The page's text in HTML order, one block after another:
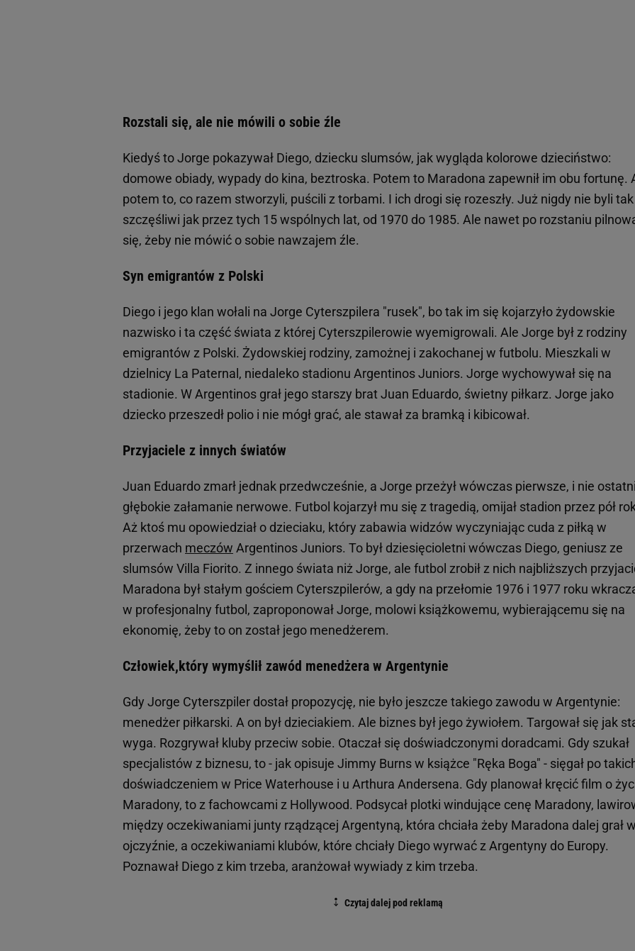
Rozstali się, ale nie mówili o sobie źle
Kiedyś to Jorge pokazywał Diego, dziecku slumsów, jak wygląda kolorowe dzieciństwo:
domowe obiady, wypady do kina, beztroska. Potem to Maradona zapewnił im obu fortunę.
potem to, co razem stworzyli, puścili z torbami. I ich drogi się rozeszły. Już nigdy nie byli tak
szczęśliwi jak przez tych 15 wspólnych lat, od 1970 do 1985. Ale nawet po rozstaniu
się, żeby nie mówić o sobie nawzajem źle.
Syn emigrantów z Polski
Diego i jego klan wołali na Jorge Cyterszpilera "rusek", bo tak im się kojarzyło żydowskie
nazwisko i ta część świata z której Cyterszpilerowie wyemigrowali. Ale Jorge był z rodziny
emigrantów z Polski. Żydowskiej rodziny, zamożnej i zakochanej w futbolu. Mieszkali w
dzielnicy La Paternal, niedaleko stadionu Argentinos Juniors. Jorge wychowywał się na
stadionie. W Argentinos grał jego starszy brat Juan Eduardo, świetny piłkarz. Jorge jako
dziecko przeszedł polio i nie mógł grać, ale stawał za bramką i kibicował.
Przyjaciele z innych światów
Juan Eduardo zmarł jednak przedwcześnie, a Jorge przeżył wówczas pierwsze, i nie
głębokie załamanie nerwowe. Futbol kojarzył mu się z tragedią, omijał stadion przez pół
Aż ktoś mu opowiedział o dzieciaku, który zabawia widzów wyczyniając cuda z piłką w
przerwach meczów Argentinos Juniors. To był dziesięcioletni wówczas Diego, geniusz ze
slumsów Villa Fiorito. Z innego świata niż Jorge, ale futbol zrobił z nich najbliższych
Maradona był stałym gościem Cyterszpilerów, a gdy na przełomie 1976 i 1977 roku
w profesjonalny futbol, zaproponował Jorge, molowi książkowemu, wybierającemu się na
ekonomię, żeby to on został jego menedżerem.
Człowiek,który wymyślił zawód menedżera w Argentynie
Gdy Jorge Cyterszpiler dostał propozycję, nie było jeszcze takiego zawodu w Argentynie:
menedżer piłkarski. A on był dzieciakiem. Ale biznes był jego żywiołem. Targował się jak
wyga. Rozgrywał kluby przeciw sobie. Otaczał się doświadczonymi doradcami. Gdy szukał
specjalistów z biznesu, to - jak opisuje Jimmy Burns w książce "Ręka Boga" - sięgał po
doświadczeniem w Price Waterhouse i u Arthura Andersena. Gdy planował kręcić film o
Maradony, to z fachowcami z Hollywood. Podsycał plotki windujące cenę Maradony,
między oczekiwaniami junty rządzącej Argentyną, która chciała żeby Maradona dalej grał w
ojczyźnie, a oczekiwaniami klubów, które chciały Diego wyrwać z Argentyny do Europy.
Poznawał Diego z kim trzeba, aranżował wywiady z kim trzeba.